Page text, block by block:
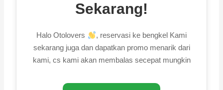
Sekarang!
Halo Otolovers
, reservasi ke bengkel Kami
sekarang juga dan dapatkan promo menarik dari
kami, cs kami akan membalas secepat mungkin